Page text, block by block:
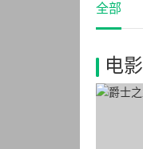
全部
电影